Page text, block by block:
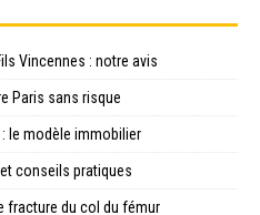
Vincennes : notre avis
Paris sans risque
le modèle immobilier
conseils pratiques
fracture du col du fémur